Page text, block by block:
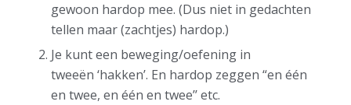
gewoon hardop mee. (Dus niet in gedachten
tellen maar (zachtjes) hardop.)
Je kunt een beweging/oefening in
tweeën ‘hakken’. En hardop zeggen “en één
en twee, en één en twee’’ etc.